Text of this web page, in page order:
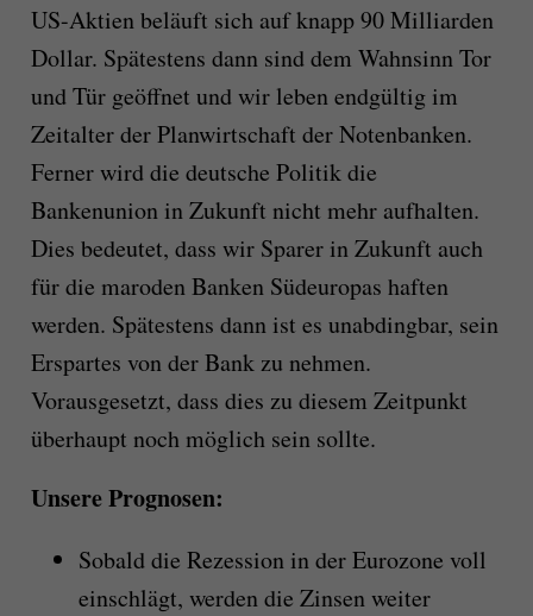
US-Aktien beläuft sich auf knapp 90 Milliarden
Dollar. Spätestens dann sind dem Wahnsinn Tor
und Tür geöffnet und wir leben endgültig im
Zeitalter der Planwirtschaft der Notenbanken.
Ferner wird die deutsche Politik die
Bankenunion in Zukunft nicht mehr aufhalten.
Dies bedeutet, dass wir Sparer in Zukunft auch
für die maroden Banken Südeuropas haften
werden. Spätestens dann ist es unabdingbar, sein
Erspartes von der Bank zu nehmen.
Vorausgesetzt, dass dies zu diesem Zeitpunkt
überhaupt noch möglich sein sollte.
Unsere Prognosen:
Sobald die Rezession in der Eurozone voll
einschlägt, werden die Zinsen weiter